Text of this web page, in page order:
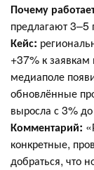
Почему
предлагают 3–5
Кейс:
+37% к заявкам
медиаполе
обновлённые
выросла с 3%
Комментарий:
конкретные,
добраться, что